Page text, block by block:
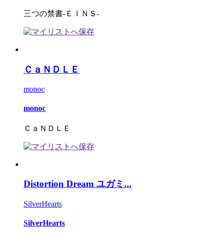
三つの禁書-ＥＩＮＳ-
ＣａＮＤＬＥ
monoc
monoc
ＣａＮＤＬＥ
Distortion Dream ユガミ...
SilverHearts
SilverHearts